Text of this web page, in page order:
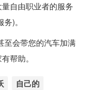
自由职业者的服务
)。
至会带您的汽车加满
帮助。
自己的